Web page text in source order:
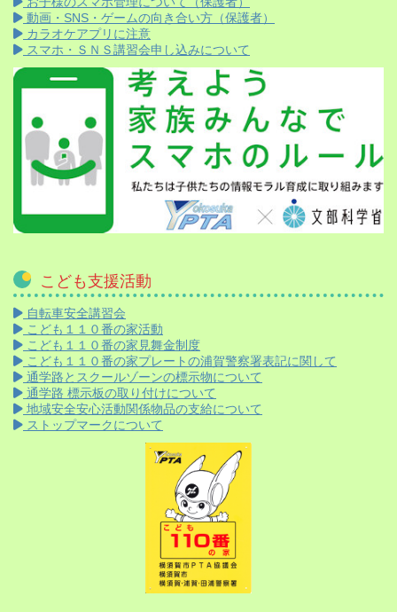
動画・SNS・ゲームの向き合い方（保護者）
カラオケアプリに注意
スマホ・ＳＮＳ講習会申し込みについて
こども支援活動
自転車安全講習会
こども１１０番の家活動
こども１１０番の家見舞金制度
こども１１０番の家プレートの浦賀警察署表記に関して
通学路とスクールゾーンの標示物について
通学路 標示板の取り付けについて
地域安全安心活動関係物品の支給について
ストップマークについて